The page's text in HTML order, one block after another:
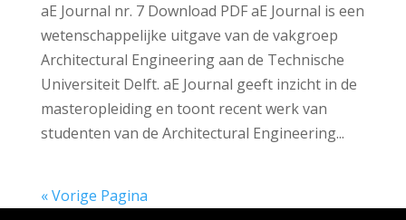
aE Journal nr. 7 Download PDF aE Journal is een
wetenschappelijke uitgave van de vakgroep
Architectural Engineering aan de Technische
Universiteit Delft. aE Journal geeft inzicht in de
masteropleiding en toont recent werk van
studenten van de Architectural Engineering...
« Vorige Pagina